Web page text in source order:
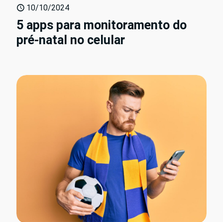
10/10/2024
5 apps para monitoramento do
pré-natal no celular